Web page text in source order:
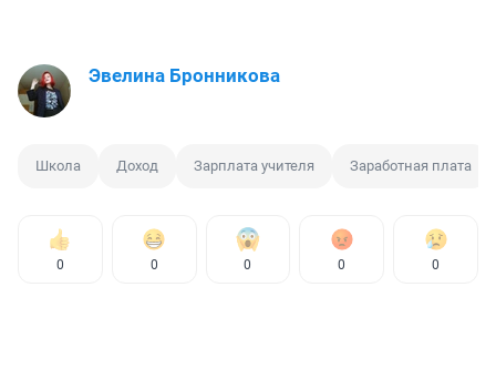
Эвелина Бронникова
Школа Доход Зарплата учителя Заработная плата
0 0 0 0 0